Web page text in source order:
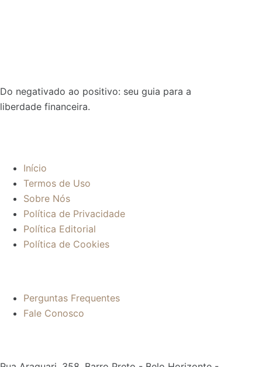
Do negativado ao positivo: seu guia para a
liberdade financeira.
Início
Termos de Uso
Sobre Nós
Política de Privacidade
Política Editorial
Política de Cookies
Perguntas Frequentes
Fale Conosco